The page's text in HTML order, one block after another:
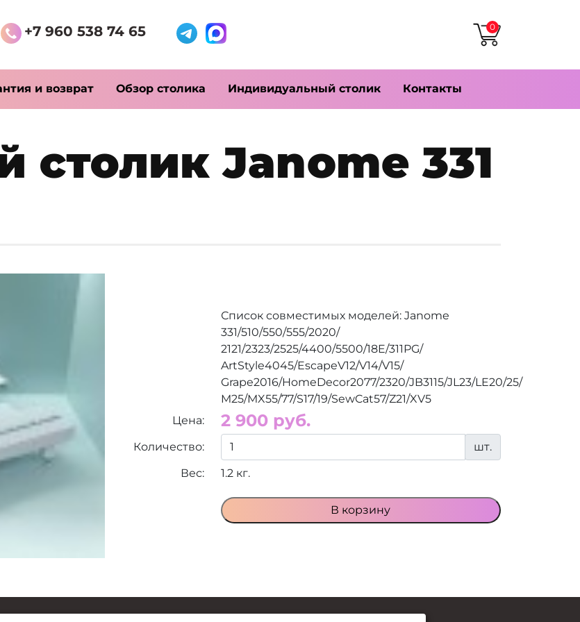
+7 960 538 74 65 0
и возврат Обзор столика Индивидуальный столик Контакты
столик Janome 331
Список совместимых моделей: Janome
331/510/550/555/2020/
2121/2323/2525/4400/5500/18E/311PG/
ArtStyle4045/EscapeV12/V14/V15/
Grape2016/HomeDecor2077/2320/JB3115/JL23/LE20/25/
M25/MX55/77/S17/19/SewCat57/Z21/XV5
Цена:
2 900 руб.
Количество:
шт.
Вес:
1.2 кг.
В корзину